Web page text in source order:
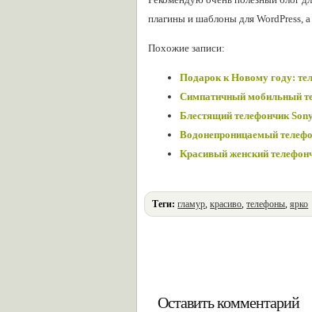
плагины и шаблоны для WordPress,
Похожие записи:
Подарок к Новому году:
Симпатичный мобильный
Блестящий телефончик
Водонепроницаемый
Красивый женский
Теги: гламур,красиво,телефоны,ярко
Оставить комментарий